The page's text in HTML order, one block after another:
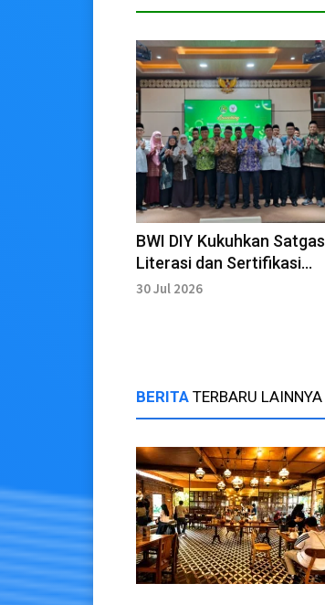
BWI DIY Kukuhkan Satgas
Literasi dan Sertifikasi
Wakaf Masa Bakti 2026-
30 Jul 2026
BERITA TERBARU LAINNYA